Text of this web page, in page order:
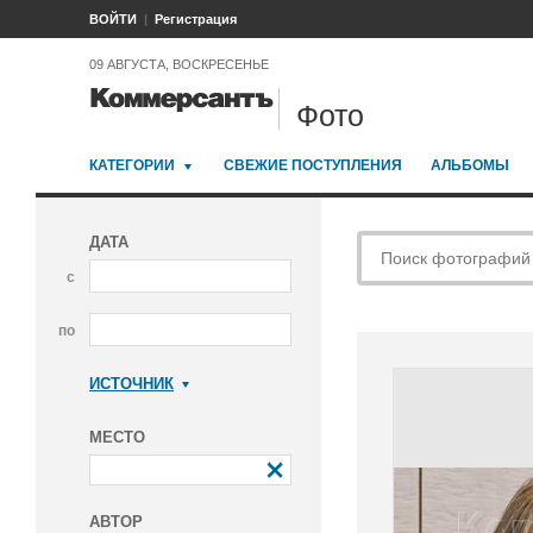
ВОЙТИ Регистрация
09 АВГУСТА, ВОСКРЕСЕНЬЕ
Фото
КАТЕГОРИИ СВЕЖИЕ ПОСТУПЛЕНИЯ АЛЬБОМЫ
ДАТА
с
по
ИСТОЧНИК
МЕСТО
АВТОР